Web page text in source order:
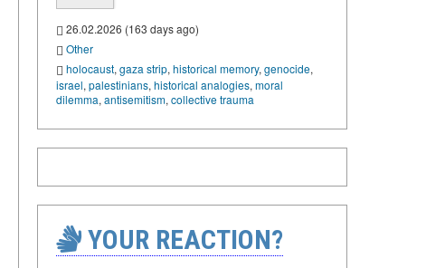
26.02.2026 (163 days ago)
Other
holocaust, gaza strip, historical memory, genocide,
israel, palestinians, historical analogies, moral
dilemma, antisemitism, collective trauma
YOUR REACTION?